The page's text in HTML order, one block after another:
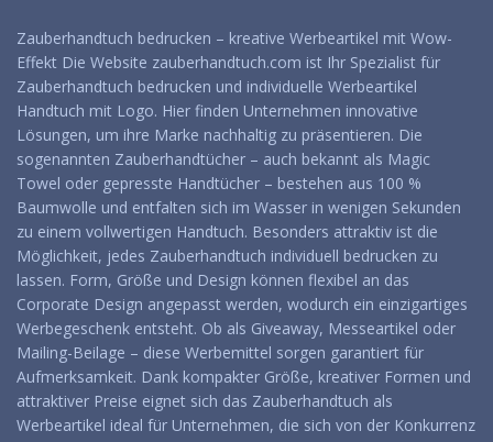
Zauberhandtuch bedrucken – kreative Werbeartikel mit Wow-
Effekt Die Website zauberhandtuch.com ist Ihr Spezialist für
Zauberhandtuch bedrucken und individuelle Werbeartikel
Handtuch mit Logo. Hier finden Unternehmen innovative
Lösungen, um ihre Marke nachhaltig zu präsentieren. Die
sogenannten Zauberhandtücher – auch bekannt als Magic
Towel oder gepresste Handtücher – bestehen aus 100 %
Baumwolle und entfalten sich im Wasser in wenigen Sekunden
zu einem vollwertigen Handtuch. Besonders attraktiv ist die
Möglichkeit, jedes Zauberhandtuch individuell bedrucken zu
lassen. Form, Größe und Design können flexibel an das
Corporate Design angepasst werden, wodurch ein einzigartiges
Werbegeschenk entsteht. Ob als Giveaway, Messeartikel oder
Mailing-Beilage – diese Werbemittel sorgen garantiert für
Aufmerksamkeit. Dank kompakter Größe, kreativer Formen und
attraktiver Preise eignet sich das Zauberhandtuch als
Werbeartikel ideal für Unternehmen, die sich von der Konkurrenz